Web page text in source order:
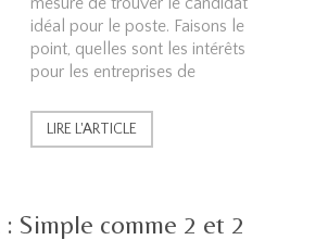
idéal pour le poste. Faisons le
point, quelles sont les intérêts
pour les entreprises de
LIRE L'ARTICLE
Simple comme 2 et 2